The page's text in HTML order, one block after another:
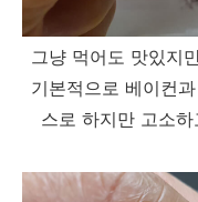
그냥 먹어도 맛있지
기본적으로 베이컨
스로 하지만 고소